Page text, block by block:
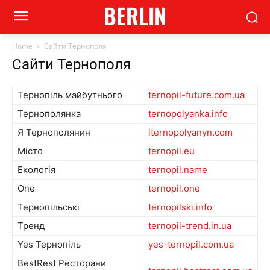
BERLIN
Home Сайти Тернополя
Сайти Тернополя
Тернопіль майбутнього
ternopil-future.com.ua
Тернополянка
ternopolyanka.info
Я Тернополянин
iternopolyanyn.com
Місто
ternopil.eu
Екологія
ternopil.name
One
ternopil.one
Тернопільські
ternopilski.info
Тренд
ternopil-trend.in.ua
Yes Тернопіль
yes-ternopil.com.ua
BestRest Ресторани